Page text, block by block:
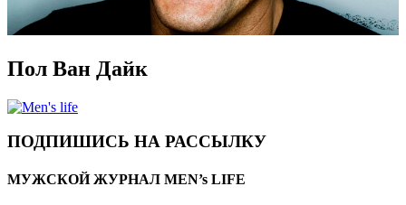
Пол Ван Дайк
ПОДПИШИСЬ НА РАССЫЛКУ
МУЖСКОЙ ЖУРНАЛ MEN’s LIFE